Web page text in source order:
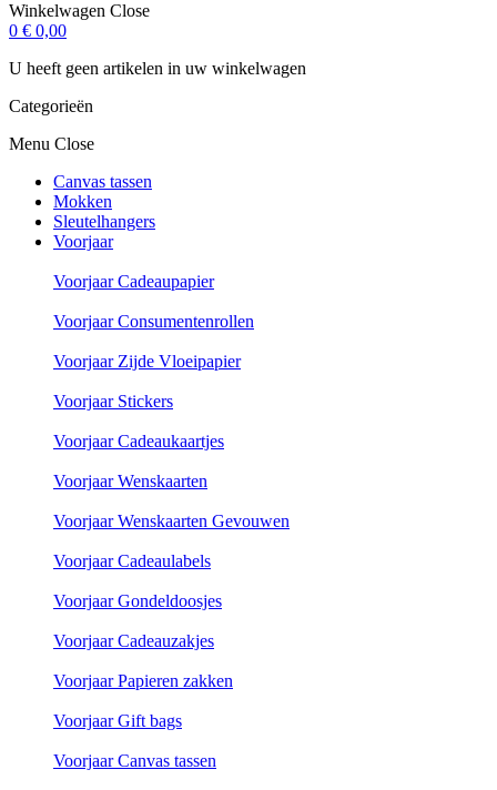
Winkelwagen Close
0 € 0,00
U heeft geen artikelen in uw winkelwagen
Categorieën
Menu Close
Canvas tassen
Mokken
Sleutelhangers
Voorjaar
Voorjaar Cadeaupapier
Voorjaar Consumentenrollen
Voorjaar Zijde Vloeipapier
Voorjaar Stickers
Voorjaar Cadeaukaartjes
Voorjaar Wenskaarten
Voorjaar Wenskaarten Gevouwen
Voorjaar Cadeaulabels
Voorjaar Gondeldoosjes
Voorjaar Cadeauzakjes
Voorjaar Papieren zakken
Voorjaar Gift bags
Voorjaar Canvas tassen